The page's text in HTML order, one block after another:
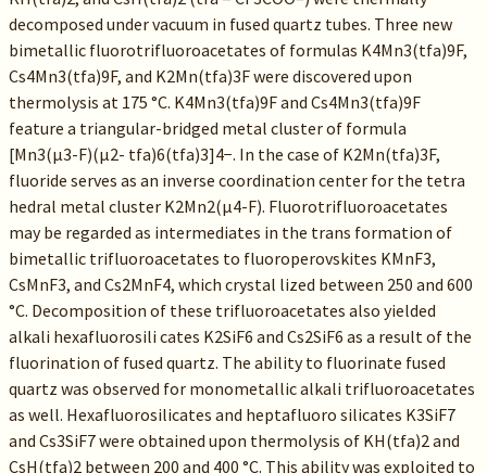
decomposed under vacuum in fused quartz tubes. Three new
bimetallic fluorotrifluoroacetates of formulas K4Mn3(tfa)9F,
Cs4Mn3(tfa)9F, and K2Mn(tfa)3F were discovered upon
thermolysis at 175 °C. K4Mn3(tfa)9F and Cs4Mn3(tfa)9F
feature a triangular-bridged metal cluster of formula
[Mn3(μ3-F)(μ2- tfa)6(tfa)3]4−. In the case of K2Mn(tfa)3F,
fluoride serves as an inverse coordination center for the tetra
hedral metal cluster K2Mn2(μ4-F). Fluorotrifluoroacetates
may be regarded as intermediates in the trans formation of
bimetallic trifluoroacetates to fluoroperovskites KMnF3,
CsMnF3, and Cs2MnF4, which crystal lized between 250 and 600
°C. Decomposition of these trifluoroacetates also yielded
alkali hexafluorosili cates K2SiF6 and Cs2SiF6 as a result of the
fluorination of fused quartz. The ability to fluorinate fused
quartz was observed for monometallic alkali trifluoroacetates
as well. Hexafluorosilicates and heptafluoro silicates K3SiF7
and Cs3SiF7 were obtained upon thermolysis of KH(tfa)2 and
CsH(tfa)2 between 200 and 400 °C. This ability was exploited to